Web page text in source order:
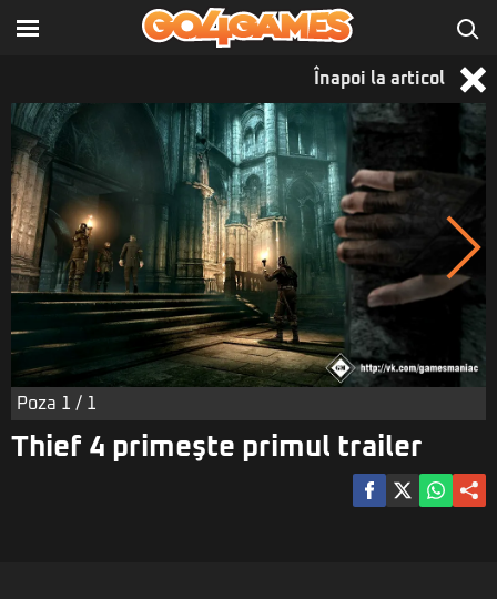
Înapoi la articol
Poza 1 / 1
Thief 4 primeşte primul trailer